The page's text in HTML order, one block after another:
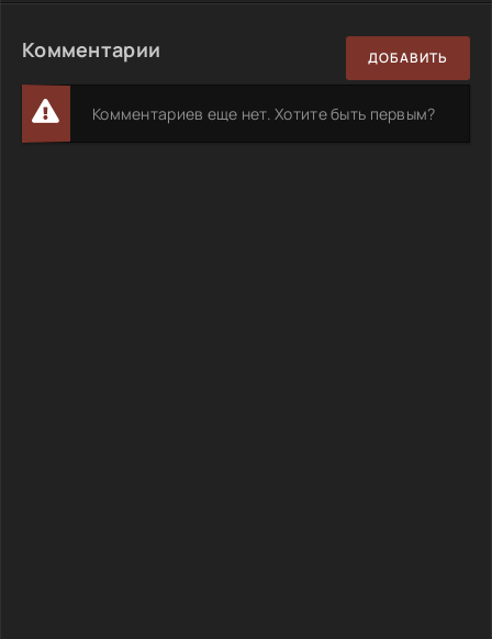
Комментарии ДОБАВИТЬ
Комментариев еще нет. Хотите быть первым?